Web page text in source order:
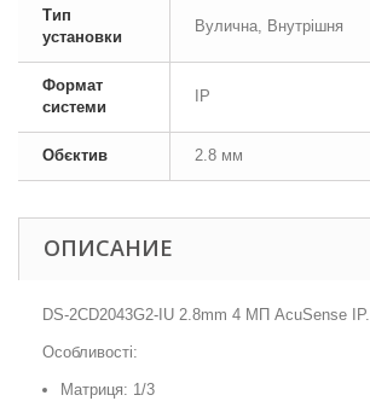
Тип
установки
Вулична, Внутрішня
Формат
системи
IP
Обєктив 2.8 мм
ОПИСАНИЕ
DS-2CD2043G2-IU 2.8mm 4 МП AcuSense IP.
Особливості:
Матриця: 1/3